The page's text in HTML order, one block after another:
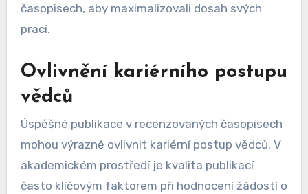
časopisech, aby maximalizovali dosah svých
prací.
Ovlivnění kariérního postupu
vědců
Úspěšné publikace v recenzovaných časopisech
mohou výrazně ovlivnit kariérní postup vědců. V
akademickém prostředí je kvalita publikací
často klíčovým faktorem při hodnocení žádostí o